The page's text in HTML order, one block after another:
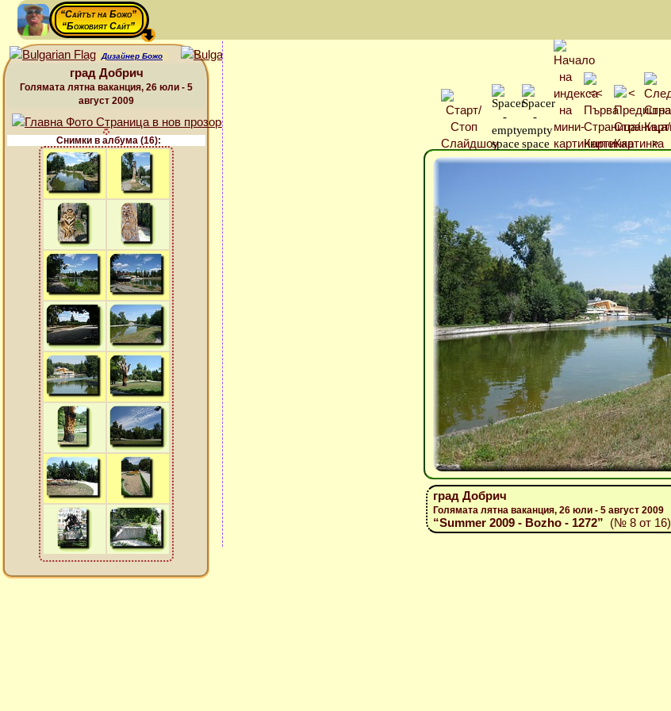
“Сайтът на Божо”
“Божовият Сайт”
Дизайнер Божо
град Добрич
Голямата лятна ваканция, 26 юли - 5
август 2009
Снимки в албума (16):
град Добрич
Голямата лятна ваканция, 26 юли - 5 август 2009
“Summer 2009 - Bozho - 1272” (№ 8 от 16)